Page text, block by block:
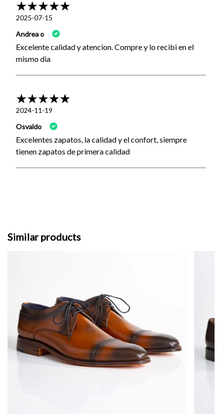
2025-07-15
Andrea o
Excelente calidad y atencion. Compre y lo recibi en el
mismo dia
2024-11-19
Osvaldo
Excelentes zapatos, la calidad y el confort, siempre
tienen zapatos de primera calidad
Similar products